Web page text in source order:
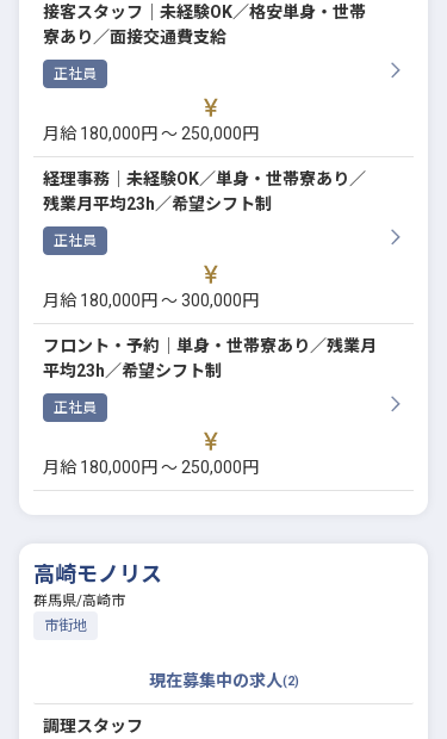
正社員
接客スタッフ│未経験OK／格安単身・世帯
寮あり／面接交通費支給
月給 180,000円 〜 250,000円
正社員
経理事務│未経験OK／単身・世帯寮あり／
残業月平均23h／希望シフト制
月給 180,000円 〜 300,000円
正社員
フロント・予約│単身・世帯寮あり／残業月
平均23h／希望シフト制
月給 180,000円 〜 250,000円
高崎モノリス
群馬県/高崎市
市街地
現在募集中の求人(2)
調理スタッフ